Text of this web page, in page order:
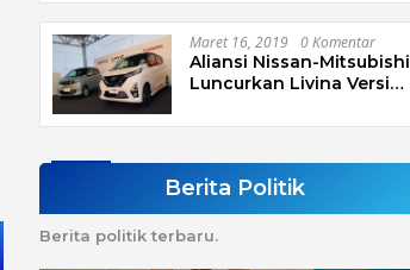
Maret 16, 2019 0 Komentar
Aliansi Nissan-Mitsubishi
Luncurkan Livina Versi
Berita Politik
Berita politik terbaru.